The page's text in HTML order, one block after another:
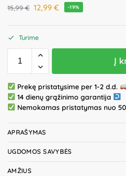
15,99€ 12,99 € -19%
Turime
Į
Prekę pristatysime per 1-2 d.d.
14 dienų grąžinimo garantija
Nemokamas pristatymas nuo
APRAŠYMAS
UGDOMOS SAVYBĖS
AMŽIUS